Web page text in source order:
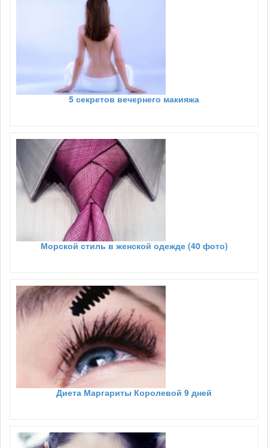
5 секретов вечернего макияжа
Морской стиль в женской одежде (40 фото)
Диета Маргариты Королевой 9 дней